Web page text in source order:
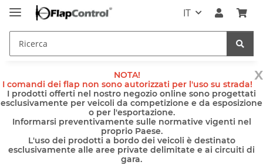
IT
x
NOTA!
I comandi dei flap non sono autorizzati per l'uso su strada!
I prodotti offerti nel nostro negozio online sono progettati
esclusivamente per veicoli da competizione e da esposizione
o per l'esportazione.
Informarsi preventivamente sulle normative vigenti nel
proprio Paese.
L'uso dei prodotti a bordo dei veicoli è destinato
esclusivamente alle aree private delimitate e ai circuiti di
gara.